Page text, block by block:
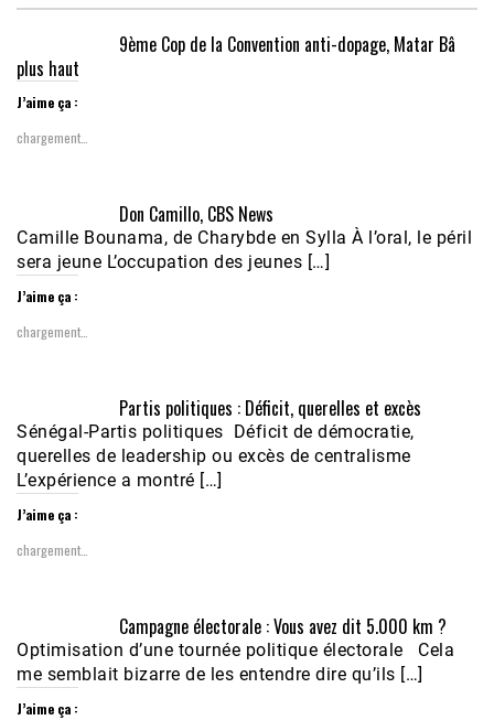
9ème Cop de la Convention anti-dopage, Matar Bâ
plus haut
J’aime ça :
chargement…
Don Camillo, CBS News
Camille Bounama, de Charybde en Sylla À l’oral, le péril
sera jeune L’occupation des jeunes […]
J’aime ça :
chargement…
Partis politiques : Déficit, querelles et excès
Sénégal-Partis politiques Déficit de démocratie,
querelles de leadership ou excès de centralisme
L’expérience a montré […]
J’aime ça :
chargement…
Campagne électorale : Vous avez dit 5.000 km ?
Optimisation d’une tournée politique électorale Cela
me semblait bizarre de les entendre dire qu’ils […]
J’aime ça :